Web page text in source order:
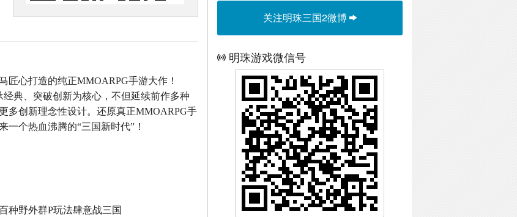
匠心打造的纯正MMOARPG手游大作！
经典、突破创新为核心，不但延续前作多种
多创新理念性设计。还原真正MMOARPG手
一个热血沸腾的“三国新时代”！
种野外群P玩法肆意战三国
关注明珠三国2微博
明珠游戏微信号